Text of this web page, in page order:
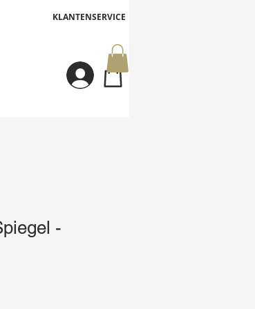
KLANTENSERVICE
Inloggen
-